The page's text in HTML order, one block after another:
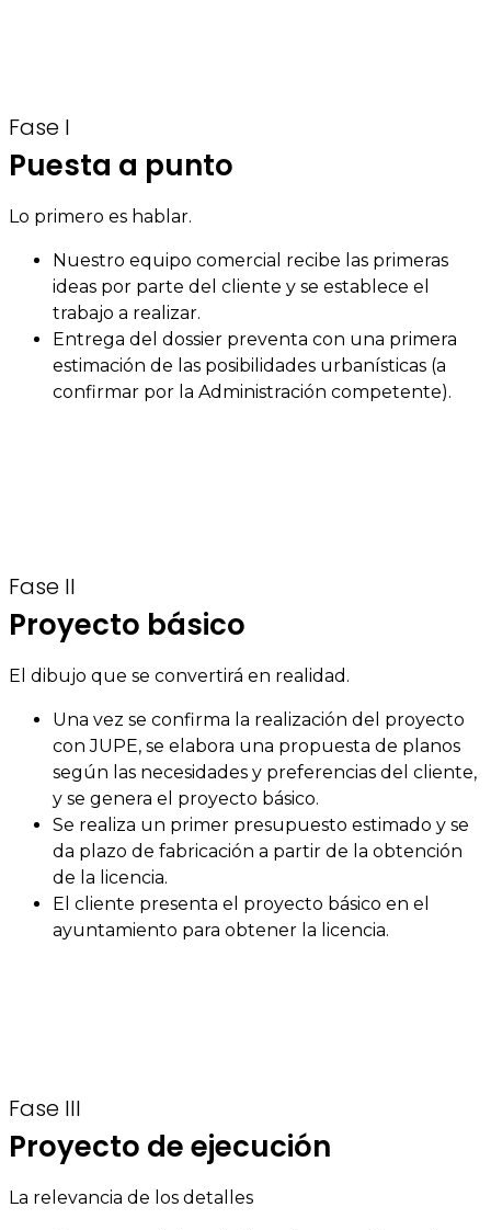
Fase I
Puesta a punto
Lo primero es hablar.
Nuestro equipo comercial recibe las primeras
ideas por parte del cliente y se establece el
trabajo a realizar.
Entrega del dossier preventa con una primera
estimación de las posibilidades urbanísticas (a
confirmar por la Administración competente).
Fase II
Proyecto básico
El dibujo que se convertirá en realidad.
Una vez se confirma la realización del proyecto
con JUPE, se elabora una propuesta de planos
según las necesidades y preferencias del cliente,
y se genera el proyecto básico.
Se realiza un primer presupuesto estimado y se
da plazo de fabricación a partir de la obtención
de la licencia.
El cliente presenta el proyecto básico en el
ayuntamiento para obtener la licencia.
Fase III
Proyecto de ejecución
La relevancia de los detalles